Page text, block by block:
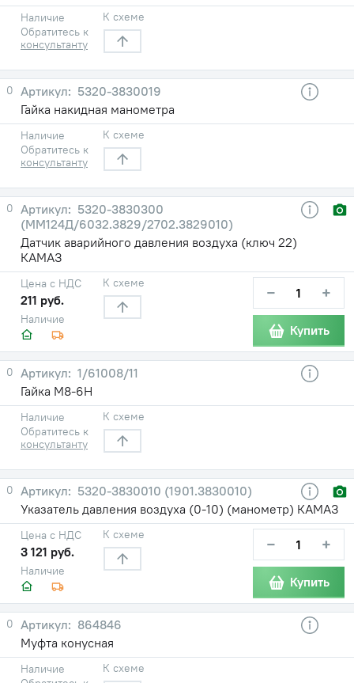
Наличие
Обратитесь к
консультанту
К схеме
0
5320-3830019
Гайка накидная манометра
Наличие
Обратитесь к
консультанту
К схеме
0
5320-3830300
(ММ124Д/6032.3829/2702.3829010)
Датчик аварийного давления воздуха (ключ 22)
КАМАЗ
Наличие
Цена с НДС
211 руб.
К схеме − +
Купить
0
1/61008/11
Гайка М8-6Н
Наличие
Обратитесь к
консультанту
К схеме
0
5320-3830010 (1901.3830010)
Указатель давления воздуха (0-10) (манометр) КАМАЗ
Наличие
Цена с НДС
3 121 руб.
К схеме − +
Купить
0
864846
Муфта конусная
Наличие
К схеме